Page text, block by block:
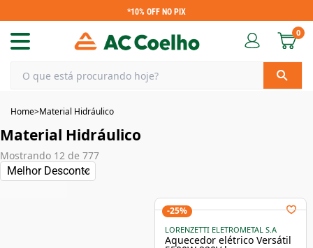
*10% OFF NO PIX
0
Home>Material Hidráulico
Material Hidráulico
Mostrando 12 de 777
LORENZETTI ELETROMETAL S.A
Aquecedor elétrico Versátil
-25%